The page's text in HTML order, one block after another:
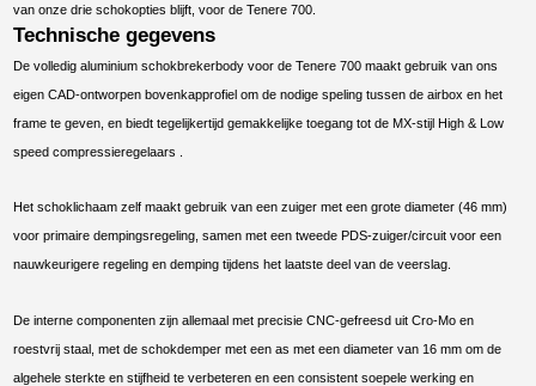
van onze drie schokopties blijft, voor de Tenere 700.
Technische gegevens
De volledig aluminium schokbrekerbody voor de Tenere 700 maakt gebruik van ons
eigen CAD-ontworpen bovenkapprofiel om de nodige speling tussen de airbox en het
frame te geven, en biedt tegelijkertijd gemakkelijke toegang tot de MX-stijl High & Low
speed compressieregelaars .
Het schoklichaam zelf maakt gebruik van een zuiger met een grote diameter (46 mm)
voor primaire dempingsregeling, samen met een tweede PDS-zuiger/circuit voor een
nauwkeurigere regeling en demping tijdens het laatste deel van de veerslag.
De interne componenten zijn allemaal met precisie CNC-gefreesd uit Cro-Mo en
roestvrij staal, met de schokdemper met een as met een diameter van 16 mm om de
algehele sterkte en stijfheid te verbeteren en een consistent soepele werking en